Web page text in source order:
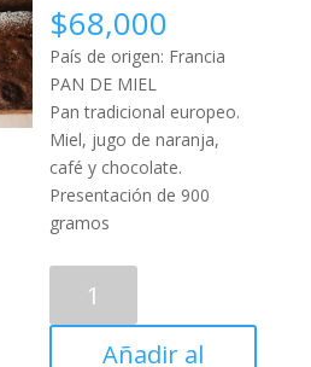
$68,000
País de origen: Francia
PAN DE MIEL
Pan tradicional europeo.
Miel, jugo de naranja,
café y chocolate.
Presentación de 900
gramos
MIEL
cantidadAñadir al